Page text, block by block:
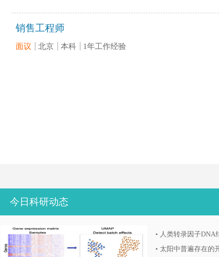
销售工程师
面议 北京 本科 1年工作经验
今日科研动态
• 人类转录因子DNA
• 太阳中普遍存在的